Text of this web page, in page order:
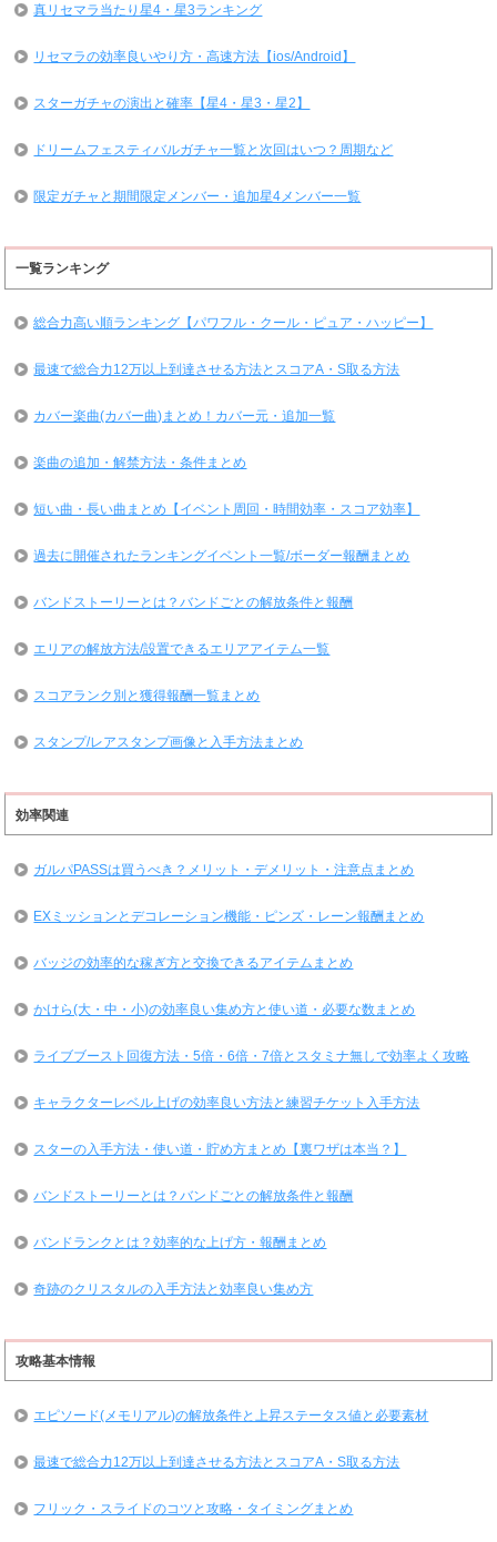
真リセマラ当たり星4・星3ランキング
リセマラの効率良いやり方・高速方法【ios/Android】
スターガチャの演出と確率【星4・星3・星2】
ドリームフェスティバルガチャ一覧と次回はいつ？周期など
限定ガチャと期間限定メンバー・追加星4メンバー一覧
一覧ランキング
総合力高い順ランキング【パワフル・クール・ピュア・ハッピー】
最速で総合力12万以上到達させる方法とスコアA・S取る方法
カバー楽曲(カバー曲)まとめ！カバー元・追加一覧
楽曲の追加・解禁方法・条件まとめ
短い曲・長い曲まとめ【イベント周回・時間効率・スコア効率】
過去に開催されたランキングイベント一覧/ボーダー報酬まとめ
バンドストーリーとは？バンドごとの解放条件と報酬
エリアの解放方法/設置できるエリアアイテム一覧
スコアランク別と獲得報酬一覧まとめ
スタンプ/レアスタンプ画像と入手方法まとめ
効率関連
ガルパPASSは買うべき？メリット・デメリット・注意点まとめ
EXミッションとデコレーション機能・ピンズ・レーン報酬まとめ
バッジの効率的な稼ぎ方と交換できるアイテムまとめ
かけら(大・中・小)の効率良い集め方と使い道・必要な数まとめ
ライブブースト回復方法・5倍・6倍・7倍とスタミナ無しで効率よく攻略
キャラクターレベル上げの効率良い方法と練習チケット入手方法
スターの入手方法・使い道・貯め方まとめ【裏ワザは本当？】
バンドストーリーとは？バンドごとの解放条件と報酬
バンドランクとは？効率的な上げ方・報酬まとめ
奇跡のクリスタルの入手方法と効率良い集め方
攻略基本情報
エピソード(メモリアル)の解放条件と上昇ステータス値と必要素材
最速で総合力12万以上到達させる方法とスコアA・S取る方法
フリック・スライドのコツと攻略・タイミングまとめ